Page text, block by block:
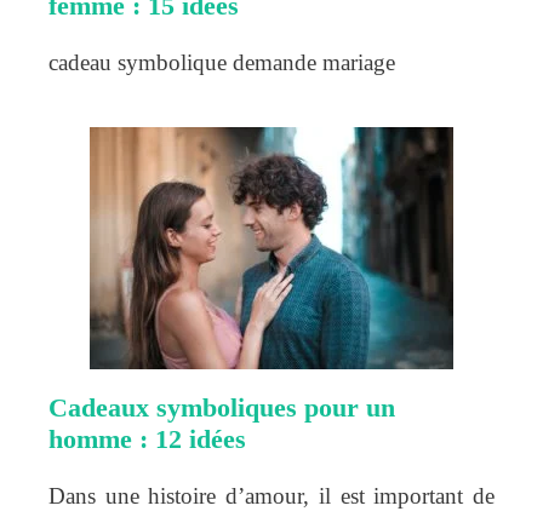
cadeau symbolique demande mariage
Cadeaux symboliques pour un
homme : 12 idées
Dans une histoire d’amour, il est important de